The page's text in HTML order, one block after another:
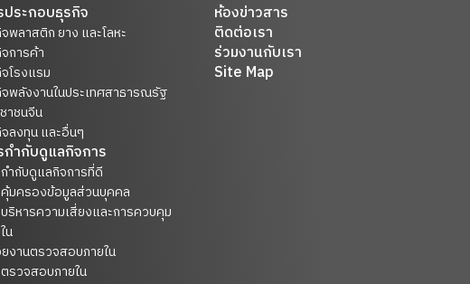
ประกอบธุรกิจ
พลาสติก ยาง และโลหะ
การค้า
โรงแรม
พลังงานในประเทศสาธารณรัฐ
าชนจีน
ลงทุน และอื่นๆ
กำกับดูแลกิจการ
ำกับดูแลกิจการที่ดี
มครองข้อมูลส่วนบุคคล
ริหารความเสี่ยงและการควบคุม
น
งานตรวจสอบภายใน
รวจสอบภายใน
ห้องข่าวสาร
ติดต่อเรา
ร่วมงานกับเรา
Site Map